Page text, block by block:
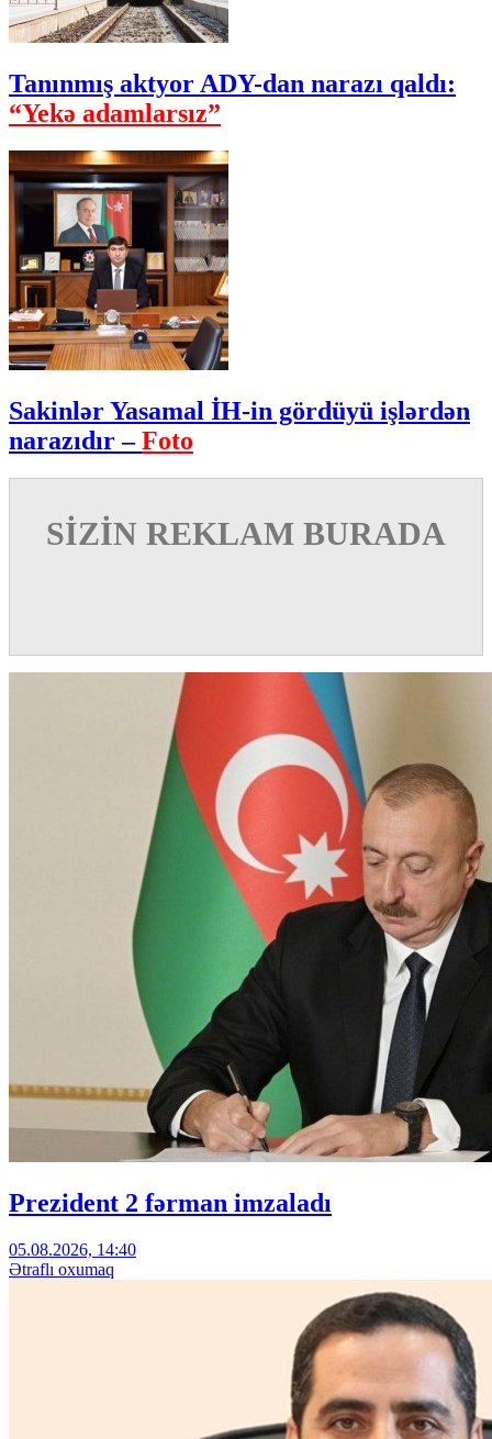
Tanınmış aktyor ADY-dan narazı qaldı:
“Yekə adamlarsız”
Sakinlər Yasamal İH-in gördüyü işlərdən
narazıdır –Foto
SİZİN REKLAM BURADA
Prezident 2 fərman imzaladı
05.08.2026, 14:40
Ətraflı oxumaq